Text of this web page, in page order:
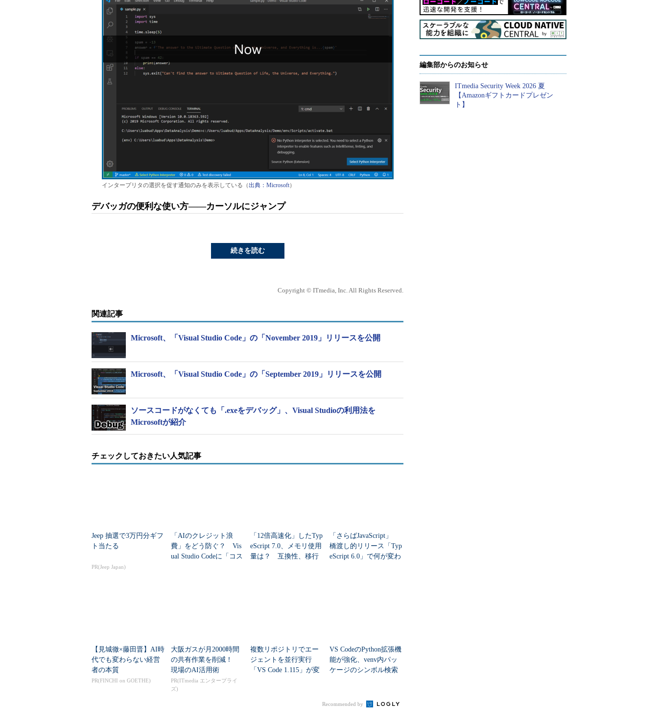
インタープリタの選択を促す通知のみを表示している（出典：Microsoft）
デバッガの便利な使い方――カーソルにジャンプ
続きを読む
Copyright © ITmedia, Inc. All Rights Reserved.
関連記事
Microsoft、「Visual Studio Code」の「November 2019」リリースを公開
Microsoft、「Visual Studio Code」の「September 2019」リリースを公開
ソースコードがなくても「.exeをデバッグ」、Visual Studioの利用法を
Microsoftが紹介
チェックしておきたい人気記事
Jeep 抽選で3万円分ギフ
ト当たる
PR(Jeep Japan)
「AIのクレジット浪
費」をどう防ぐ？ Vis
ual Studio Codeに「コス
「12倍高速化」したTyp
eScript 7.0、メモリ使用
量は？ 互換性、移行
「さらばJavaScript」
橋渡し的リリース「Typ
eScript 6.0」で何が変わ
【見城徹×藤田晋】AI時
代でも変わらない経営
者の本質
PR(FINCHI on GOETHE)
大阪ガスが月2000時間
の共有作業を削減！
現場のAI活用術
PR(ITmedia エンタープライ
ズ)
複数リポジトリでエー
ジェントを並行実行
「VS Code 1.115」が変
VS CodeのPython拡張機
能が強化、venv内パッ
ケージのシンボル検索
Recommended by
編集部からのお知らせ
ITmedia Security Week 2026 夏
【Amazonギフトカードプレゼン
ト】